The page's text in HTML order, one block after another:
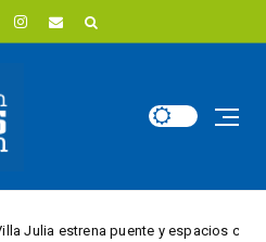
puente y espacios comerciales